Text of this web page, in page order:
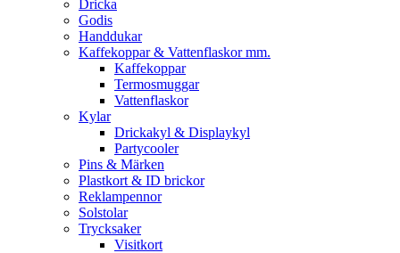
Dricka
Godis
Handdukar
Kaffekoppar & Vattenflaskor mm.
Kaffekoppar
Termosmuggar
Vattenflaskor
Kylar
Drickakyl & Displaykyl
Partycooler
Pins & Märken
Plastkort & ID brickor
Reklampennor
Solstolar
Trycksaker
Visitkort